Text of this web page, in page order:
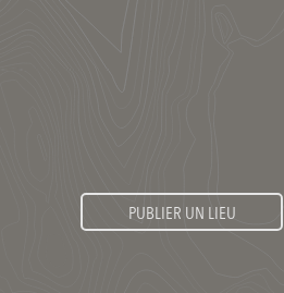
PUBLIER UN LIEU